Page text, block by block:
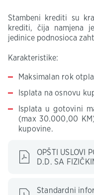
Stambeni krediti su
krediti, čija namjena
jedinice podnosioca
Karakteristike:
Maksimalan rok
Isplata na osnovu
Isplata u gotovini
(max 30.000,00
kupovine.
OPŠTI USLOVI
D.D. SA
Standardni